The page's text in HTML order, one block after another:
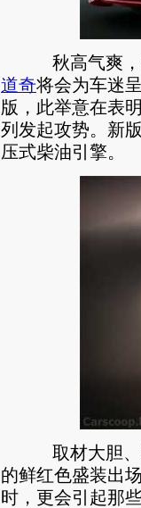
秋高气爽，
道奇将会为车迷
版，此举意在表
列发起攻势。新
压式柴油引擎。
取材大胆、
的鲜红色盛装出
时，更会引起那